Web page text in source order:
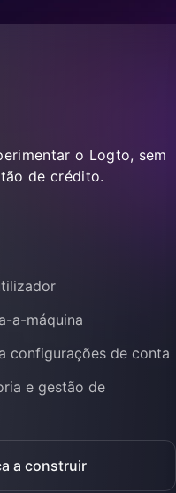
o Logto, sem
de crédito.
a-máquina
configurações de conta
e gestão de
a construir